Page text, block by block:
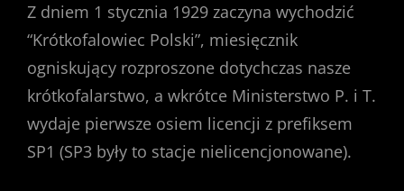
Z dniem 1 stycznia 1929 zaczyna wychodzić
“Krótkofalowiec Polski”, miesięcznik
ogniskujący rozproszone dotychczas nasze
krótkofalarstwo, a wkrótce Ministerstwo P. i T.
wydaje pierwsze osiem licencji z prefiksem
SP1 (SP3 były to stacje nielicencjonowane).